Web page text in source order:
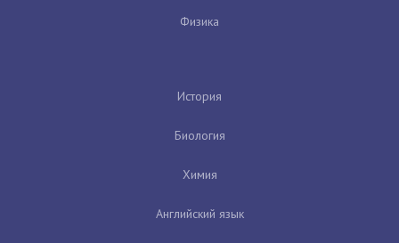
Физика
История
Биология
Химия
Английский язык